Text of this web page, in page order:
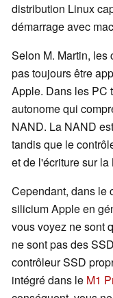
distribution Linux
démarrage avec
Selon M. Martin, les
pas toujours être
Apple. Dans les PC
autonome qui
NAND. La NAND
tandis que le
et de l'écriture sur la
Cependant, dans le
silicium Apple en
vous voyez ne sont
ne sont pas des
contrôleur SSD
intégré dans le M1